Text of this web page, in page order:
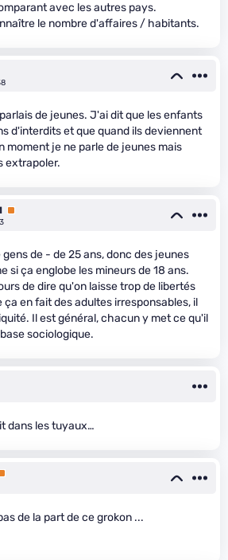
avec les autres pays.
le nombre d'affaires / habitants.
de jeunes. J'ai dit que les enfants
d'interdits et que quand ils deviennent
moment je ne parle de jeunes mais
extrapoler.
Premium
gens de - de 25 ans, donc des jeunes
si ça englobe les mineurs de 18 ans.
de dire qu'on laisse trop de libertés
en fait des adultes irresponsables, il
Il est général, chacun y met ce qu'il
sociologique.
dans les tuyaux…
de la part de ce grokon ...